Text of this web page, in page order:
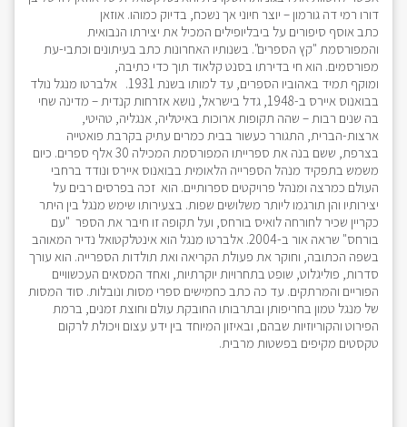
דורו רמי דה גורמון – יוצר חיוני אך נשכח, בדיוק כמוהו. אוזאן
כתב אוסף סיפורים על ביבליופילים המכיל את יצירתו הנבואית
והמפורסמת "קץ הספרים". בשנותיו האחרונות כתב בעיתונים וכתבי-עת
מפורסמים. הוא חי בדירתו בסנט קלאוד תוך כדי כתיבה,
ומוקף תמיד באהוביו הספרים, עד למותו בשנת 1931. אלברטו מנגל נולד
בבואנוס איירס ב-1948, גדל בישראל, נושא אזרחות קנדית – מדינה שחי
בה שנים רבות – שהה תקופות ארוכות באיטליה, אנגליה, טהיטי,
ארצות-הברית, התגורר כעשור בבית כמרים עתיק בקרבת פואטייה
בצרפת, ששם בנה את ספרייתו המפורסמת המכילה 30 אלף ספרים. כיום
משמש בתפקיד מנהל הספרייה הלאומית בבואנוס איירס ונודד ברחבי
העולם כמרצה ומנהל פרויקטים ספרותיים. הוא זכה בפרסים רבים על
יצירותיו והן תורגמו ליותר משלושים שפות. בצעירותו שימש מנגל בין היתר
כקריין שכיר לחורחה לואיס בורחס, ועל תקופה זו חיבר את הספר "עם
בורחס" שראה אור ב-2004. אלברטו מנגל הוא אינטלקטואל נדיר המאוהב
בשפה הכתובה, וחוקר את פעולת הקריאה ואת תולדות הספרייה. הוא עורך
סדרות, פוליגלוט, שופט בתחרויות יוקרתיות, ואחד המסאים העכשוויים
הפוריים והמרתקים. עד כה כתב כחמישים ספרי מסות ונובלות. סוד המסות
של מנגל טמון בחריפותן ובתרבותו החובקת עולם וחוצת זמנים, ברמת
הפירוט והקוריוזיות שבהם, ובאיזון המיוחד בין ידע עצום ויכולת לרקום
טקסטים מקיפים בפשטות מרבית.